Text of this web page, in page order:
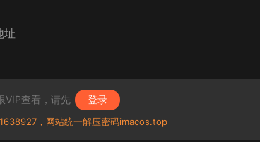
址
VIP查看，请先 登录
，网站统一解压密码imacos.top